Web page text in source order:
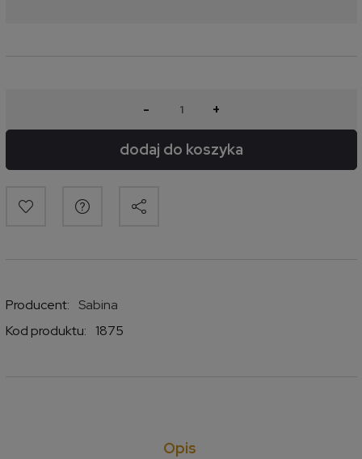
- +
dodaj do koszyka
Producent:
Sabina
Kod produktu:
1875
Opis